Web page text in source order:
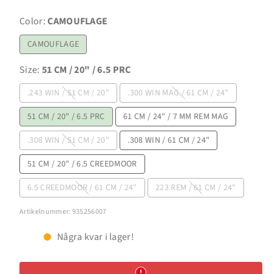
Color:CAMOUFLAGE
CAMOUFLAGE
Size: 51 CM / 20" / 6.5 PRC
.243 WIN / 51 CM / 20"
.300 WIN MAG / 61 CM / 24"
51 CM / 20" / 6.5 PRC
61 CM / 24" / 7 MM REM MAG
.308 WIN / 51 CM / 20"
.308 WIN / 61 CM / 24"
51 CM / 20" / 6.5 CREEDMOOR
6.5 CREEDMOOR / 61 CM / 24"
223 REM / 61 CM / 24"
Artikelnummer: 935256007
Några kvar i lager!